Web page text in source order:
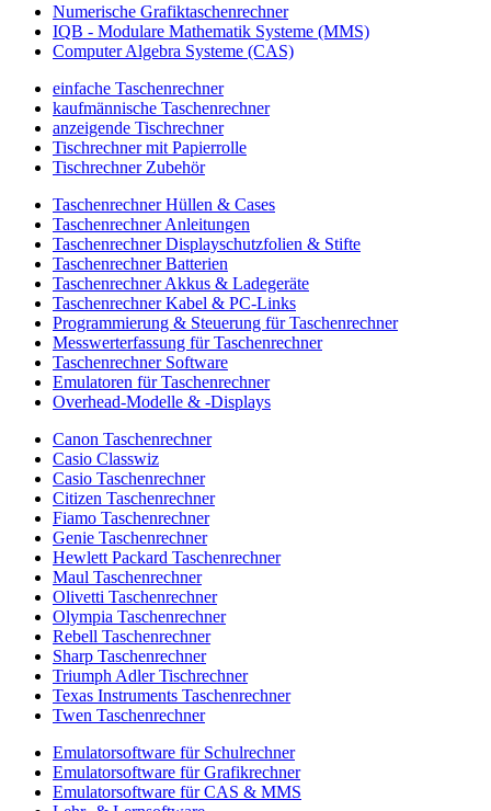
Numerische Grafiktaschenrechner
IQB - Modulare Mathematik Systeme (MMS)
Computer Algebra Systeme (CAS)
einfache Taschenrechner
kaufmännische Taschenrechner
anzeigende Tischrechner
Tischrechner mit Papierrolle
Tischrechner Zubehör
Taschenrechner Hüllen & Cases
Taschenrechner Anleitungen
Taschenrechner Displayschutzfolien & Stifte
Taschenrechner Batterien
Taschenrechner Akkus & Ladegeräte
Taschenrechner Kabel & PC-Links
Programmierung & Steuerung für Taschenrechner
Messwerterfassung für Taschenrechner
Taschenrechner Software
Emulatoren für Taschenrechner
Overhead-Modelle & -Displays
Canon Taschenrechner
Casio Classwiz
Casio Taschenrechner
Citizen Taschenrechner
Fiamo Taschenrechner
Genie Taschenrechner
Hewlett Packard Taschenrechner
Maul Taschenrechner
Olivetti Taschenrechner
Olympia Taschenrechner
Rebell Taschenrechner
Sharp Taschenrechner
Triumph Adler Tischrechner
Texas Instruments Taschenrechner
Twen Taschenrechner
Emulatorsoftware für Schulrechner
Emulatorsoftware für Grafikrechner
Emulatorsoftware für CAS & MMS